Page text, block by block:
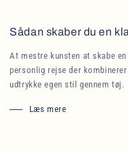
Sådan skaber du en
At mestre kunsten at skabe
personlig rejse der
udtrykke egen stil gennem tøj.
Læs mere